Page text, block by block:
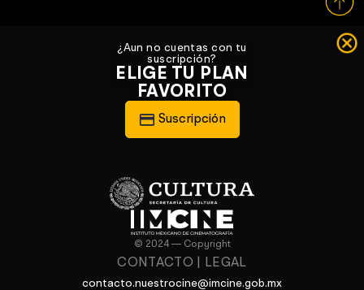
¿Aun no cuentas con tu
suscripción?
ELIGE TU PLAN
FAVORITO
Suscripción
© 2024 — Copyright
CONTACTO LEGAL
contacto.nuestrocine@imcine.gob.mx